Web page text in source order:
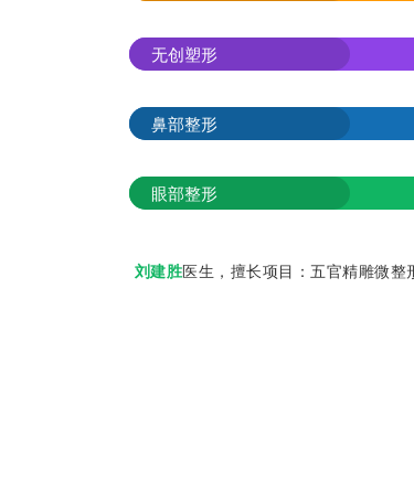
无创塑形
鼻部整形
眼部整形
刘建胜医生，擅长项目：五官精雕微整